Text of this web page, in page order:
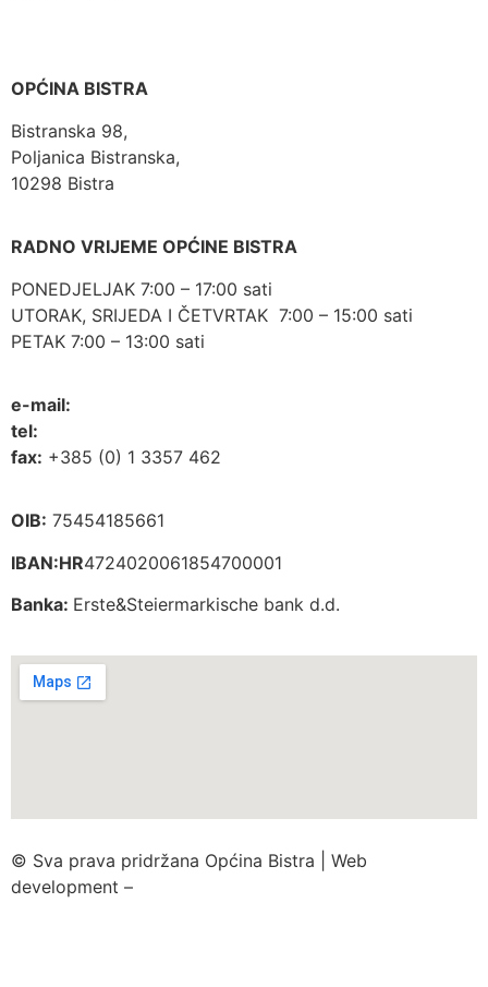
OPĆINA BISTRA
Bistranska 98,
Poljanica Bistranska,
10298 Bistra
RADNO VRIJEME OPĆINE BISTRA
PONEDJELJAK 7:00 – 17:00 sati
UTORAK, SRIJEDA I ČETVRTAK 7:00 – 15:00 sati
PETAK 7:00 – 13:00 sati
e-mail:
tel:
fax: +385 (0) 1 3357 462
OIB: 75454185661
IBAN:HR4724020061854700001
Banka: Erste&Steiermarkische bank d.d.
© Sva prava pridržana Općina Bistra | Web
development –